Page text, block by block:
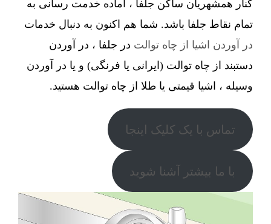
کنار همشهریان ساکن جلفا ، آماده خدمت رسانی به
تمام نقاط جلفا باشد. شما هم اکنون به دنبال خدمات
در آوردن اشیا از چاه توالت در جلفا ، در آوردن
دستبند از چاه توالت (ایرانی یا فرنگی) و یا در آوردن
وسیله ، اشیا قیمتی یا طلا از چاه توالت هستید.
تماس با یک کلیک اینجا
با ما بیشتر آشنا شوید